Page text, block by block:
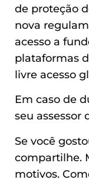
de proteção
nova
acesso a
plataformas
livre acesso
Em caso de
seu assessor
Se você
compartilhe.
motivos.